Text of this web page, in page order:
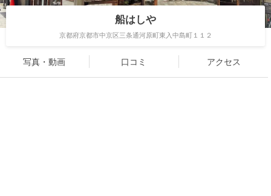
船はしや
京都府京都市中京区三条通河原町東入中島町１１２
写真・動画 口コミ アクセス